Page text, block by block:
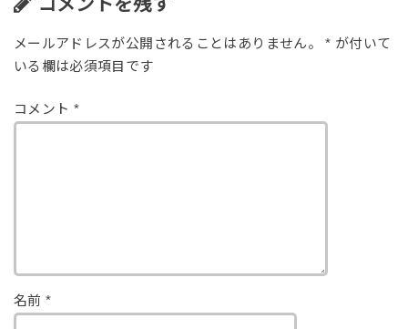
コメントを残す
メールアドレスが公開されることはありません。 * が付いて
いる欄は必須項目です
コメント *
名前 *